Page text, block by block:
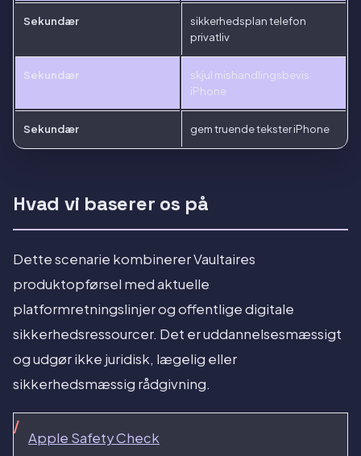
Sekundær
sikkerhedsplan telefon
privatliv
Sekundær
skjul mishandlingsbevis
iPhone
Sekundær gem truende tekster iPhone
Hvad vi baserer os på
Dette scenarie kombinerer Vaultaires
produktopførsel med aktuelle
platformretningslinjer og offentlige digitale
sikkerhedsressourcer. Det er uddannelsesmæssigt
og udgør ikke juridisk, lægelig eller
sikkerhedsmæssig rådgivning.
Apple Safety Check